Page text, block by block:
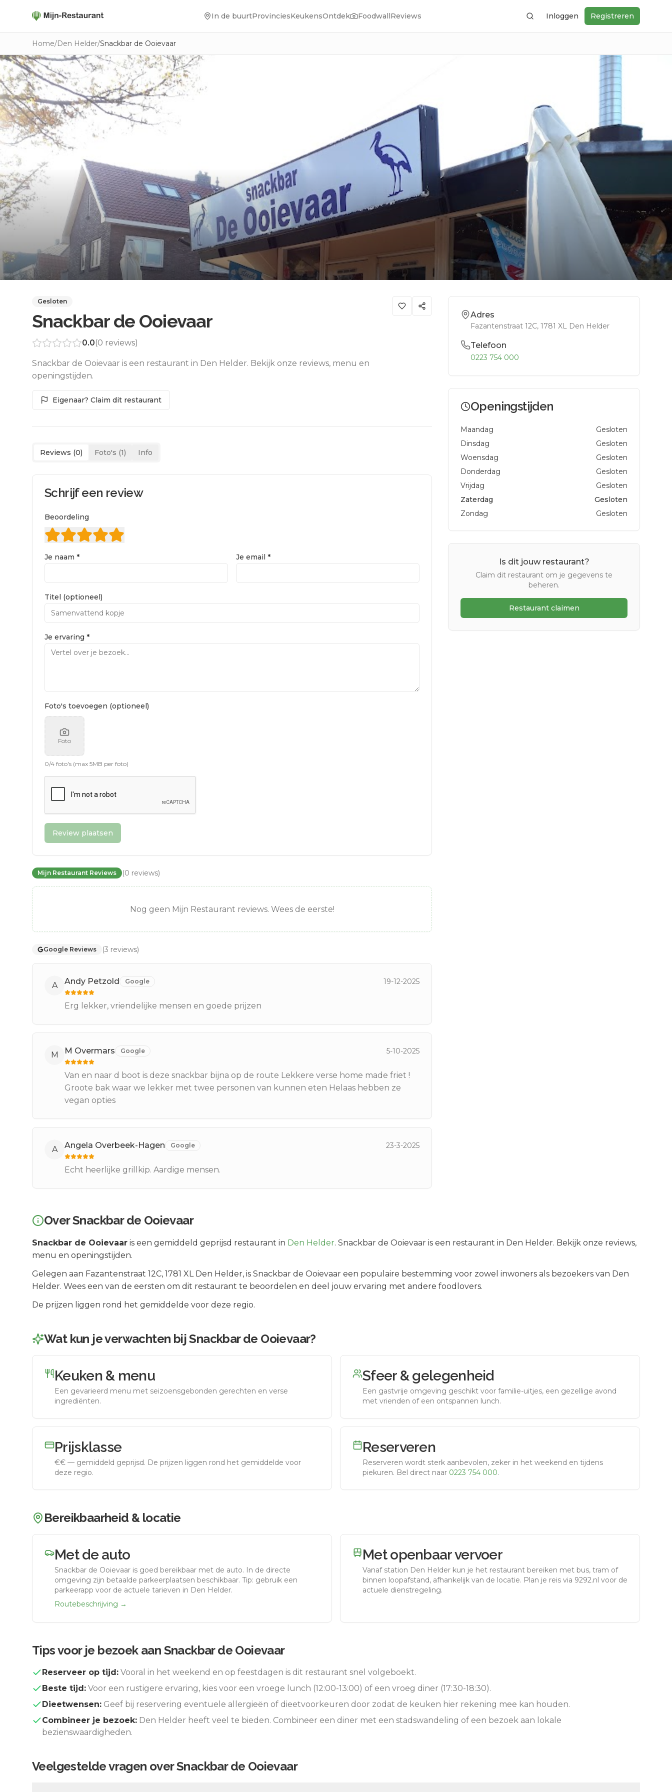
In de buurtProvinciesKeukensOntdek FoodwallReviews ZoekenInloggen Registreren
Home/Den Helder/Snackbar de Ooievaar
Gesloten
Snackbar de Ooievaar
0.0(0 reviews)
Snackbar de Ooievaar is een restaurant in Den Helder. Bekijk onze reviews, menu en
openingstijden.
Eigenaar? Claim dit restaurant
Reviews (0) Foto's (1) Info
Schrijf een review
Beoordeling
Je naam * Je email *
Titel (optioneel)
Je ervaring *
Foto's toevoegen (optioneel)
Foto
0/4 foto's (max 5MB per foto)
Review plaatsen
Mijn Restaurant Reviews (0 reviews)
Nog geen Mijn Restaurant reviews. Wees de eerste!
Google Reviews (3 reviews)
A Andy Petzold Google 19-12-2025
Erg lekker, vriendelijke mensen en goede prijzen
M M Overmars Google 5-10-2025
Van en naar d boot is deze snackbar bijna op de route Lekkere verse home made friet !
Groote bak waar we lekker met twee personen van kunnen eten Helaas hebben ze
vegan opties
A Angela Overbeek-Hagen Google 23-3-2025
Echt heerlijke grillkip. Aardige mensen.
Adres
Fazantenstraat 12C, 1781 XL Den Helder
Telefoon
0223 754 000
Openingstijden
Maandag
Gesloten
Dinsdag
Gesloten
Woensdag
Gesloten
Donderdag
Gesloten
Vrijdag
Gesloten
Zaterdag
Gesloten
Zondag
Gesloten
Is dit jouw restaurant?
Claim dit restaurant om je gegevens te
beheren.
Restaurant claimen
OverSnackbar de Ooievaar
Snackbar de Ooievaar is een gemiddeld geprijsd restaurant in Den Helder. Snackbar de Ooievaar is een restaurant in Den Helder. Bekijk onze reviews,
menu en openingstijden.
Gelegen aan Fazantenstraat 12C, 1781 XL Den Helder, is Snackbar de Ooievaar een populaire bestemming voor zowel inwoners als bezoekers van Den
Helder. Wees een van de eersten om dit restaurant te beoordelen en deel jouw ervaring met andere foodlovers.
De prijzen liggen rond het gemiddelde voor deze regio.
Wat kun je verwachten bijSnackbar de Ooievaar?
Keuken & menu
Een gevarieerd menu met seizoensgebonden gerechten en verse
ingrediënten.
Sfeer & gelegenheid
Een gastvrije omgeving geschikt voor familie-uitjes, een gezellige avond
met vrienden of een ontspannen lunch.
Prijsklasse
€€ — gemiddeld geprijsd. De prijzen liggen rond het gemiddelde voor
deze regio.
Reserveren
Reserveren wordt sterk aanbevolen, zeker in het weekend en tijdens
piekuren. Bel direct naar 0223 754 000.
Bereikbaarheid & locatie
Met de auto
Snackbar de Ooievaar is goed bereikbaar met de auto. In de directe
omgeving zijn betaalde parkeerplaatsen beschikbaar. Tip: gebruik een
parkeerapp voor de actuele tarieven in Den Helder.
Routebeschrijving →
Met openbaar vervoer
Vanaf station Den Helder kun je het restaurant bereiken met bus, tram of
binnen loopafstand, afhankelijk van de locatie. Plan je reis via 9292.nl voor de
actuele dienstregeling.
Tips voor je bezoek aan Snackbar de Ooievaar
Reserveer op tijd: Vooral in het weekend en op feestdagen is dit restaurant snel volgeboekt.
Beste tijd: Voor een rustigere ervaring, kies voor een vroege lunch (12:00-13:00) of een vroeg diner (17:30-18:30).
Dieetwensen: Geef bij reservering eventuele allergieën of dieetvoorkeuren door zodat de keuken hier rekening mee kan houden.
Combineer je bezoek: Den Helder heeft veel te bieden. Combineer een diner met een stadswandeling of een bezoek aan lokale
bezienswaardigheden.
Veelgestelde vragen overSnackbar de Ooievaar